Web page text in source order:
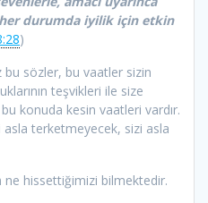
durumda iyilik için etkin
)
bu sözler, bu vaatler sizin
teşvikleri ile size
konuda kesin vaatleri vardır.
terketmeyecek, sizi asla
ne hissettiğimizi bilmektedir.